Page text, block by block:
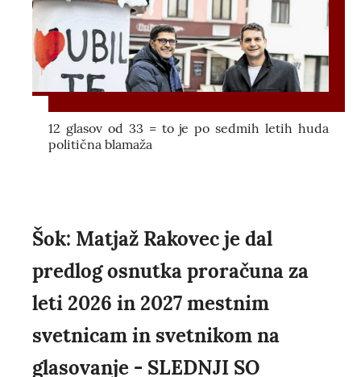
12 glasov od 33 = to je po sedmih letih huda
politična blamaža
Šok: Matjaž Rakovec je dal
predlog osnutka proračuna za
leti 2026 in 2027 mestnim
svetnicam in svetnikom na
glasovanje - SLEDNJI SO